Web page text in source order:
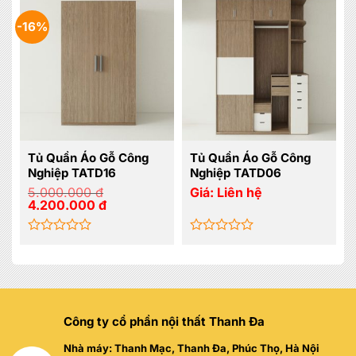
0
5
sao
-16%
Tủ Quần Áo Gỗ Công
Nghiệp TATD16
5.000.000đ
Giá
gốc
là:
5.000.000 đ.
4.200.000 đGiá
hạng
0
Tủ Quần Áo Gỗ Công
Nghiệp TATD06
Giá: Liên hệ
hạng
0
Công ty cổ phần nội thất Thanh Đa
Nhà máy: Thanh Mạc, Thanh Đa, Phúc Thọ, Hà Nội